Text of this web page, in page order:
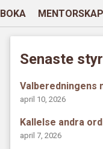
BOKA MENTORSKAP
Senaste
Valberedningens
april 10, 2026
Kallelse andra
april 7, 2026